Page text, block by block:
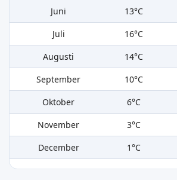
Juni
13°C
Juli
16°C
Augusti
14°C
September
10°C
Oktober
6°C
November
3°C
December
1°C